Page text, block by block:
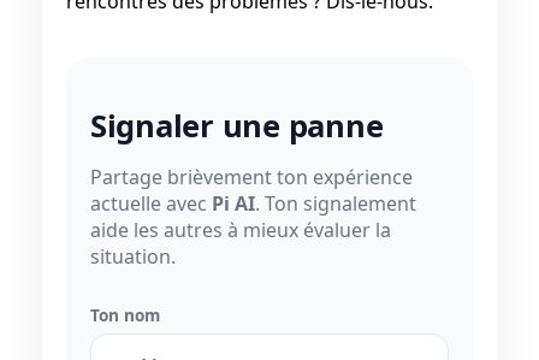
Signaler une panne
Partage brièvement ton expérience
actuelle avec Pi AI. Ton signalement
aide les autres à mieux évaluer la
situation.
Ton nom